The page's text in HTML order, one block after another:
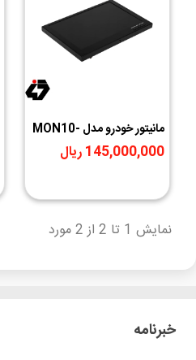
مانیتور خودرو مدل MON10-
100
145,000,000 ریال
نمایش 1 تا 2 از 2 مورد
خبرنامه